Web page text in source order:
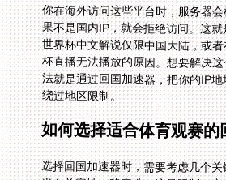
绕过地区限制。
如何选择适合体育观赛的
选择回国加速器时，需要考虑几个
平台兼容性、稳定性、流量限制、